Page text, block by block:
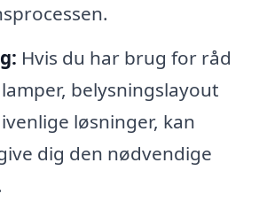
Hvis du har brug for råd
belysningslayout
løsninger, kan
dig den nødvendige